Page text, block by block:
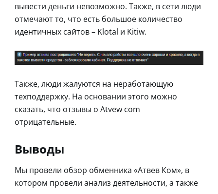
вывести деньги невозможно. Также, в сети люди
отмечают то, что есть большое количество
идентичных сайтов – Klotal и Kitiw.
Также, люди жалуются на неработающую
техподдержку. На основании этого можно
сказать, что отзывы о Atvew com
отрицательные.
Выводы
Мы провели обзор обменника «Атвев Ком», в
котором провели анализ деятельности, а также